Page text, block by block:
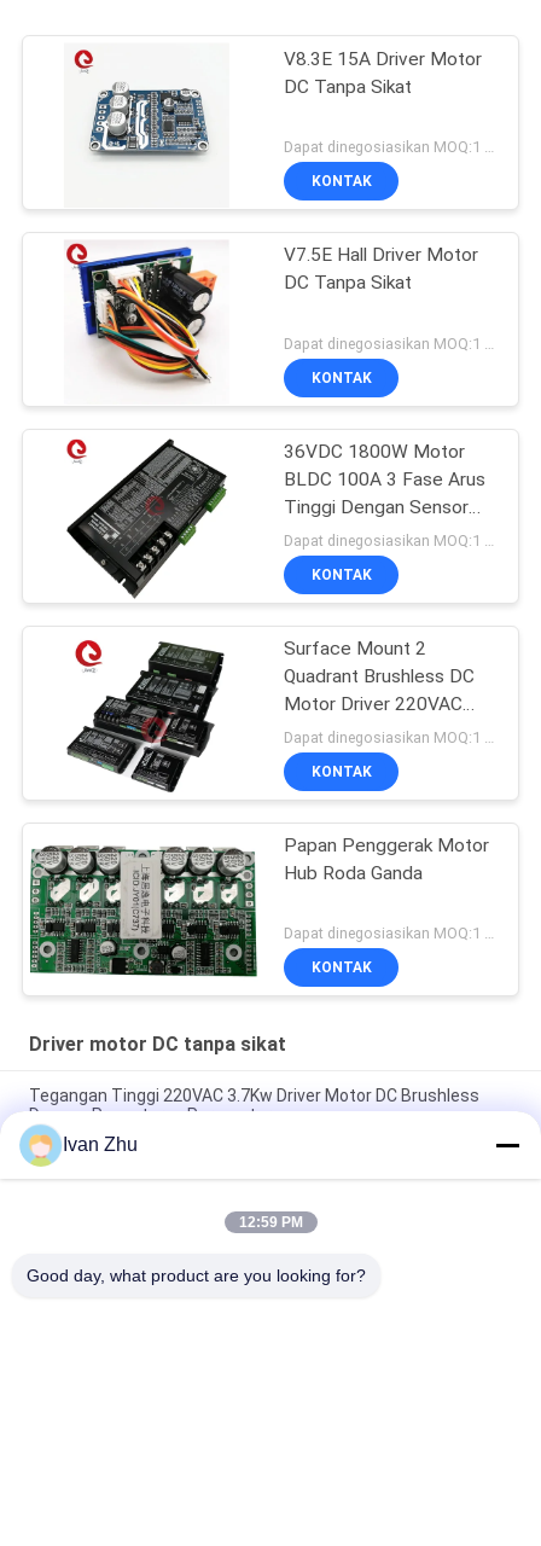
V8.3E 15A Driver Motor
DC Tanpa Sikat
Dapat dinegosiasikan MOQ:1 set
KONTAK
V7.5E Hall Driver Motor
DC Tanpa Sikat
Dapat dinegosiasikan MOQ:1 set
KONTAK
36VDC 1800W Motor
BLDC 100A 3 Fase Arus
Tinggi Dengan Sensor
Hall
KONTAK
Surface Mount 2
Quadrant Brushless DC
Motor Driver 220VAC
110VAC
KONTAK
Papan Penggerak Motor
Hub Roda Ganda
Dapat dinegosiasikan MOQ:1 SET
KONTAK
Driver motor DC tanpa sikat
Tegangan Tinggi 220VAC 3.7Kw Driver Motor DC Brushless
Dengan Pengaturan Parameter
Heatsink No Hall Brushless Motor DC Driver Speed ​​Motor
Controller Board
150W 3 Phase Brushless DC Motor Driver V8.8D Untuk Motor
Ivan Zhu
12:59 PM
Good day, what product are you looking for?